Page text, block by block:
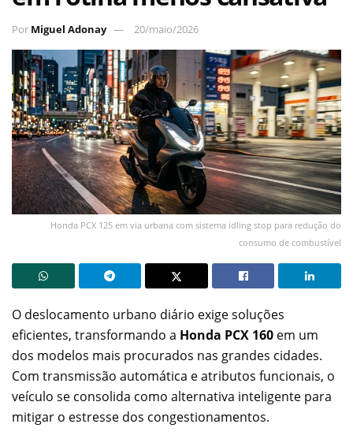
Por Miguel Adonay 20/maio/2026
Honda PCX 125 em via urbana com sistema idling stop para redução do
consumo de combustível
O deslocamento urbano diário exige soluções
eficientes, transformando a Honda PCX 160 em um
dos modelos mais procurados nas grandes cidades.
Com transmissão automática e atributos funcionais, o
veículo se consolida como alternativa inteligente para
mitigar o estresse dos congestionamentos.